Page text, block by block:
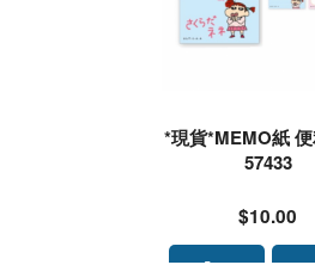
*現貨*MEMO紙
57433
$10.00